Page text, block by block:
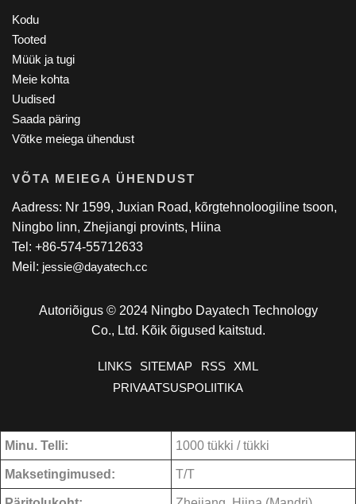
Kodu
Tooted
Müük ja tugi
Meie kohta
Uudised
Saada päring
Võtke meiega ühendust
VÕTA MEIEGA ÜHENDUST
Aadress: Nr 1599, Juxian Road, kõrgtehnoloogiline tsoon,
Ningbo linn, Zhejiangi provints, Hiina
Tel: +86-574-55712633
Meil: jessie@dayatech.cc
Autoriõigus © 2024 Ningbo Dayatech Technology
Co., Ltd. Kõik õigused kaitstud.
LINKS SITEMAP RSS
XML
PRIVAATSUSPOLIITIKA
Minu. Telli: 1000 tükki / tükki
Maksetingimused: T/T